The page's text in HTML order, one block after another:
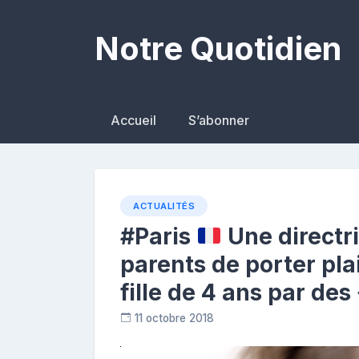
Notre Quotidien
Accueil S’abonner
ACTUALITÉS
#Paris
Une
parents de porter
fille de 4 ans par des
11 octobre 2018